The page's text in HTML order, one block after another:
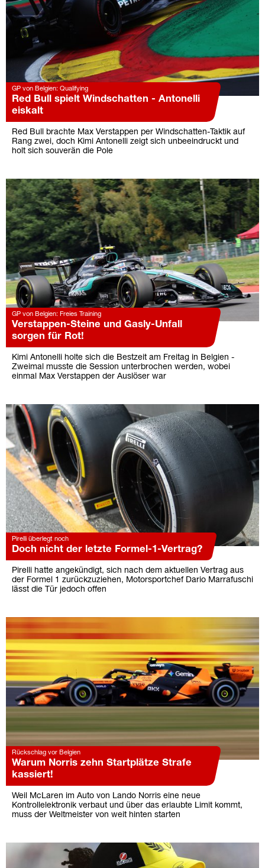
GP von Belgien: Qualifying
Red Bull spielt Windschatten - Antonelli
eiskalt
Red Bull brachte Max Verstappen per Windschatten-Taktik auf
Rang zwei, doch Kimi Antonelli zeigt sich unbeeindruckt und
holt sich souverän die Pole
GP von Belgien: Freies Training
Verstappen-Steine und Gasly-Unfall
sorgen für Rot!
Kimi Antonelli holte sich die Bestzeit am Freitag in Belgien -
Zweimal musste die Session unterbrochen werden, wobei
einmal Max Verstappen der Auslöser war
Pirelli überlegt noch
Doch nicht der letzte Formel-1-Vertrag?
Pirelli hatte angekündigt, sich nach dem aktuellen Vertrag aus
der Formel 1 zurückzuziehen, Motorsportchef Dario Marrafuschi
lässt die Tür jedoch offen
Rückschlag vor Belgien
Warum Norris zehn Startplätze Strafe
kassiert!
Weil McLaren im Auto von Lando Norris eine neue
Kontrollelektronik verbaut und über das erlaubte Limit kommt,
muss der Weltmeister von weit hinten starten